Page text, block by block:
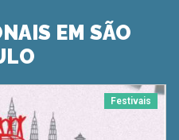
EM SÃO
Festivais